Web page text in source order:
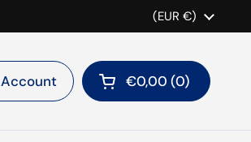
Paese/Area
(EUR €)
Account Apri carrello
Carrello Totale:
€0,00 0
prodotti nel